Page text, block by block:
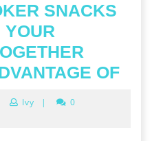
SNACKS
YOUR
OF
Ivy |
0